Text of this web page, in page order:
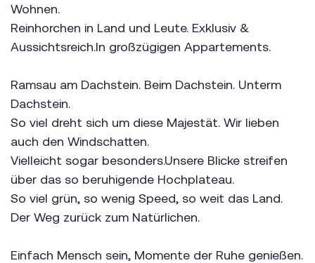
Wohnen.
Reinhorchen in Land und Leute. Exklusiv &
Aussichtsreich.In großzügigen Appartements.
Ramsau am Dachstein. Beim Dachstein. Unterm
Dachstein.
So viel dreht sich um diese Majestät. Wir lieben
auch den Windschatten.
Vielleicht sogar besonders.Unsere Blicke streifen
über das so beruhigende Hochplateau.
So viel grün, so wenig Speed, so weit das Land.
Der Weg zurück zum Natürlichen.
Einfach Mensch sein, Momente der Ruhe genießen.